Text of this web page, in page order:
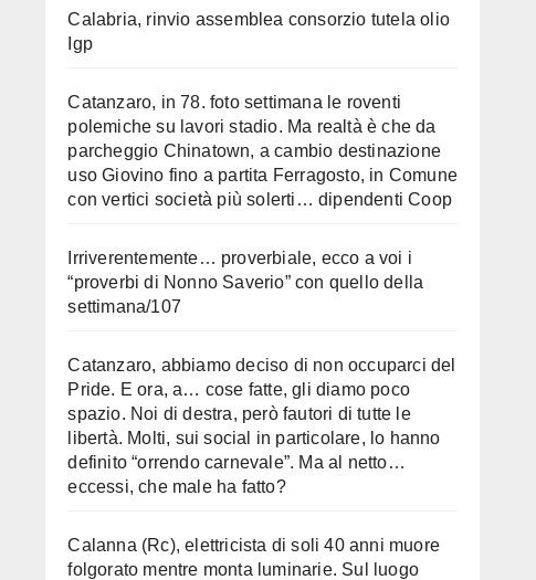
Calabria, rinvio assemblea consorzio tutela olio
Igp
Catanzaro, in 78. foto settimana le roventi
polemiche su lavori stadio. Ma realtà è che da
parcheggio Chinatown, a cambio destinazione
uso Giovino fino a partita Ferragosto, in Comune
con vertici società più solerti… dipendenti Coop
Irriverentemente… proverbiale, ecco a voi i
“proverbi di Nonno Saverio” con quello della
settimana/107
Catanzaro, abbiamo deciso di non occuparci del
Pride. E ora, a… cose fatte, gli diamo poco
spazio. Noi di destra, però fautori di tutte le
libertà. Molti, sui social in particolare, lo hanno
definito “orrendo carnevale”. Ma al netto…
eccessi, che male ha fatto?
Calanna (Rc), elettricista di soli 40 anni muore
folgorato mentre monta luminarie. Sul luogo